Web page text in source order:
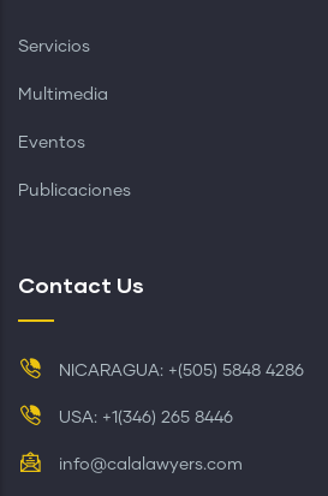
Servicios
Multimedia
Eventos
Publicaciones
Contact Us
NICARAGUA: +(505) 5848 4286
USA: +1(346) 265 8446
info@calalawyers.com